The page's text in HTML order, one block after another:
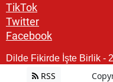
TikTok
Twitter
Facebook
Dilde Fikirde İşte Birlik -
RSS